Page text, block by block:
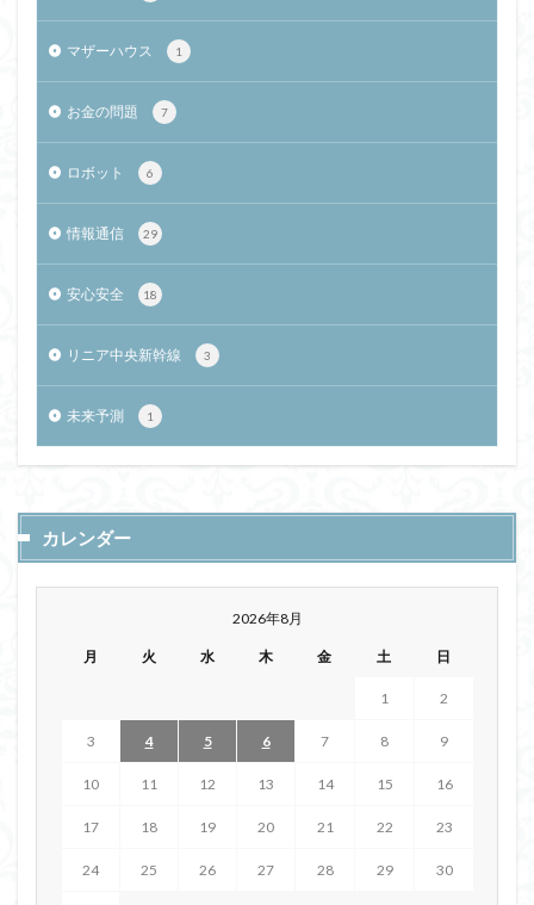
マザーハウス 1
お金の問題 7
ロボット 6
情報通信 29
安心安全 18
リニア中央新幹線 3
未来予測 1
カレンダー
2026年8月
月 火 水 木 金 土 日
1 2
3 4 5 6 7 8 9
10 11 12 13 14 15 16
17 18 19 20 21 22 23
24 25 26 27 28 29 30